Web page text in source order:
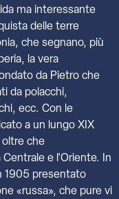
ma interessante
delle terre
che segnano, più
la vera
da Pietro che
da polacchi,
ecc. Con le
a un lungo XIX
oltre che
Centrale e l’Oriente. In
1905 presentato
«russa», che pure vi